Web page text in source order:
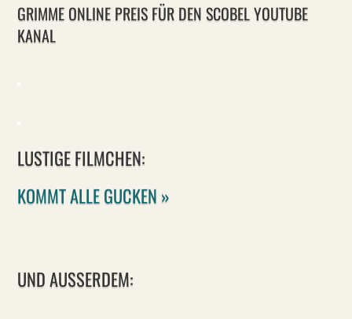
GRIMME ONLINE PREIS FÜR DEN SCOBEL YOUTUBE
KANAL
LUSTIGE FILMCHEN:
KOMMT ALLE GUCKEN »
UND AUSSERDEM: